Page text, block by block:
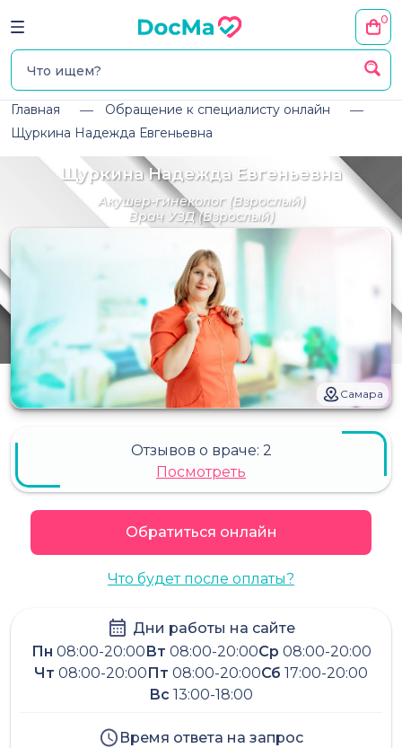
0
Главная
Обращение к специалисту онлайн
Щуркина Надежда Евгеньевна
Щуркина Надежда Евгеньевна
Акушер-гинеколог(Взрослый)
Врач УЗД(Взрослый)
Самара
Отзывов о враче: 2
Посмотреть
Обратиться онлайн
Что будет после оплаты?
Дни работы на сайте
Пн 08:00-20:00 Вт 08:00-20:00Ср 08:00-20:00
Чт 08:00-20:00 Пт 08:00-20:00Сб 17:00-20:00
Вс 13:00-18:00
Время ответа на запрос